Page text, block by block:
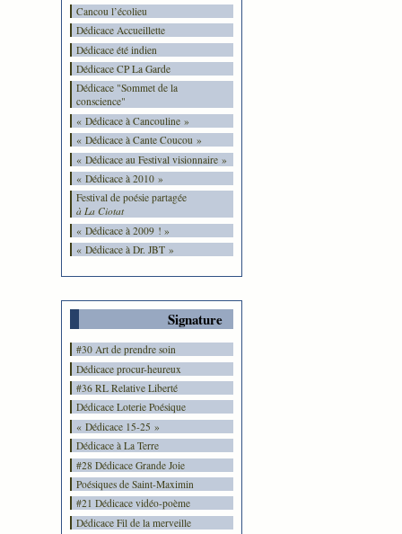
Cancou l’écolieu
Dédicace Accueillette
Dédicace été indien
Dédicace CP La Garde
Dédicace "Sommet de la
conscience"
« Dédicace à Cancouline »
« Dédicace à Cante Coucou »
« Dédicace au Festival visionnaire »
« Dédicace à 2010 »
Festival de poésie partagée
à La Ciotat
« Dédicace à 2009 ! »
« Dédicace à Dr. JBT »
Signature
#30 Art de prendre soin
Dédicace procur-heureux
#36 RL Relative Liberté
Dédicace Loterie Poésique
« Dédicace 15-25 »
Dédicace à La Terre
#28 Dédicace Grande Joie
Poésiques de Saint-Maximin
#21 Dédicace vidéo-poème
Dédicace Fil de la merveille